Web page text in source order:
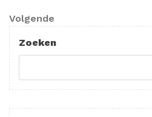
Volgend
bericht
Volgende
Zoeken